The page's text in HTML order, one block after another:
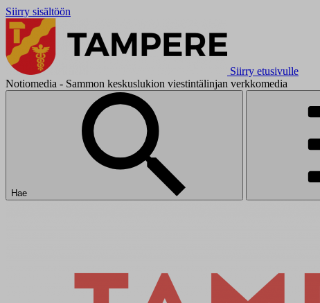
Siirry sisältöön
Siirry etusivulle
Notiomedia - Sammon keskuslukion viestintälinjan verkkomedia
Hae